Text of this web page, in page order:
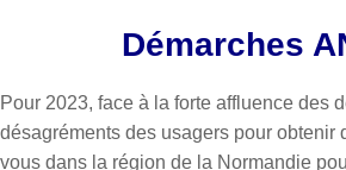
Démarches
Pour 2023, face à la forte affluence des
désagréments des usagers pour obtenir
vous dans la région de la Normandie